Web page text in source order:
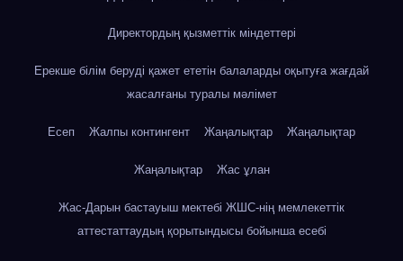
Директордың қызметтік міндеттері
Ерекше білім беруді қажет ететін балаларды оқытуға жағдай
жасалғаны туралы мәлімет
Есеп Жалпы контингент Жаңалықтар Жаңалықтар
Жаңалықтар Жас ұлан
Жас-Дарын бастауыш мектебі ЖШС-нің мемлекеттік
аттестаттаудың қорытындысы бойынша есебі